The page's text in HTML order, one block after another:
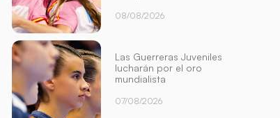
08/08/2026
Las Guerreras Juveniles
lucharán por el oro
mundialista
07/08/2026